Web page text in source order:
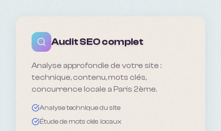
Audit SEO complet
Analyse approfondie de votre site :
technique, contenu, mots clés,
concurrence locale a Paris 2ème.
Analyse technique du site
Étude de mots clés locaux